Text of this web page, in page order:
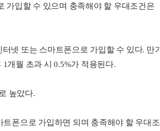
가입할 수 있으며 충족해야 할 우대조건은
넷 또는 스마트폰으로 가입할 수 있다. 만기
개월 초과 시 0.5%가 적용된다.
높았다.
폰으로 가입하면 되며 충족해야 할 우대조